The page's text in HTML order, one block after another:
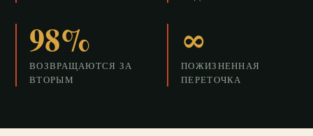
98%
ВОЗВРАЩАЮТСЯ ЗА
ВТОРЫМ
∞
ПОЖИЗНЕННАЯ
ПЕРЕТОЧКА